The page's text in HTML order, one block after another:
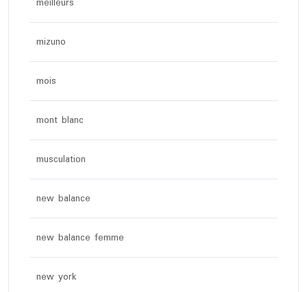
mizuno
mois
mont blanc
musculation
new balance
new balance femme
new york